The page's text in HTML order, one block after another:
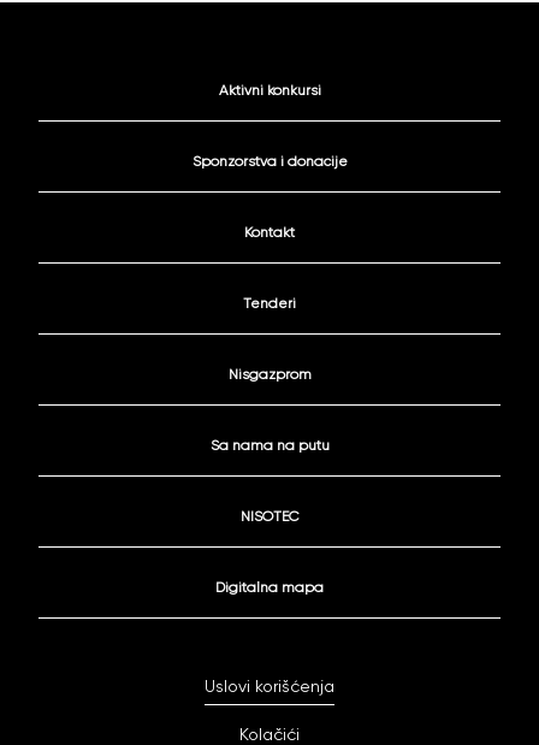
Aktivni konkursi
Sponzorstva i donacije
Kontakt
Tenderi
Nisgazprom
Sa nama na putu
NISOTEC
Digitalna mapa
Uslovi korišćenja
Kolačići